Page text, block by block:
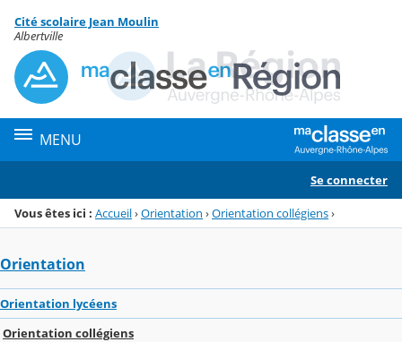
Menu de la rubrique
Contenu
Cité scolaire Jean Moulin
Albertville
MENU
Se connecter
Vous êtes ici : Accueil›Orientation ›Orientation collégiens›
Orientation
Orientation lycéens
Orientation collégiens